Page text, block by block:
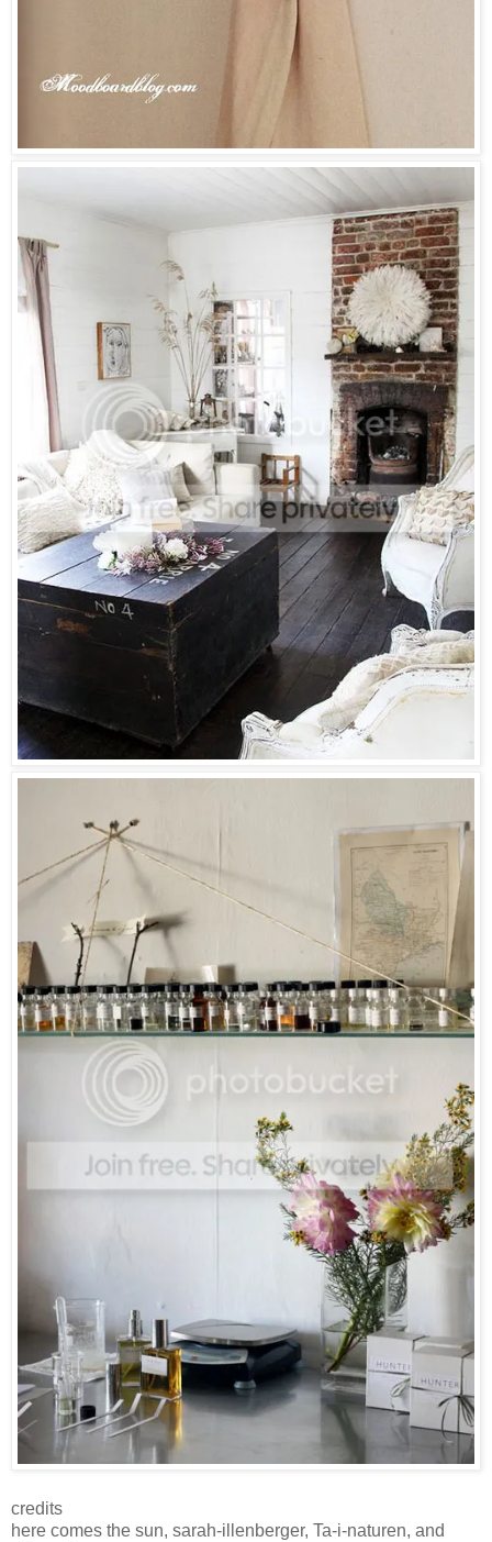
credits
here comes the sun, sarah-illenberger, Ta-i-naturen, and